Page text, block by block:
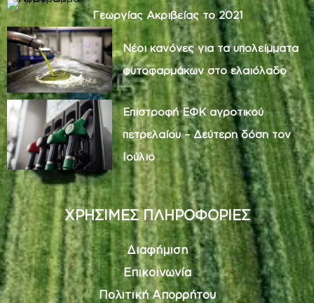
Γεωργίας Ακριβείας το 2021
Νέοι κανόνες για τα υπολείμματα
φυτοφαρμάκων στο ελαιόλαδο
Επιστροφή ΕΦΚ αγροτικού
πετρελαίου – Δεύτερη δόση τον
Ιούλιο
ΧΡΗΣΙΜΕΣ ΠΛΗΡΟΦΟΡΙΕΣ
Διαφήμιση
Επικοινωνία
Πολιτική Απορρήτου